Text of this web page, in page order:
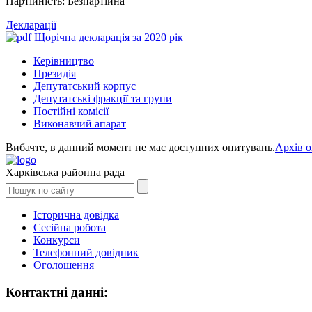
Декларації
Щорічна декларація за 2020 рік
Керівництво
Президія
Депутатський корпус
Депутатські фракції та групи
Постійні комісії
Виконавчий апарат
Вибачте, в данний момент не має доступних опитувань.Архів
Харківська районна рада
Історична довідка
Сесійна робота
Конкурси
Телефонний довідник
Оголошення
Контактні данні: